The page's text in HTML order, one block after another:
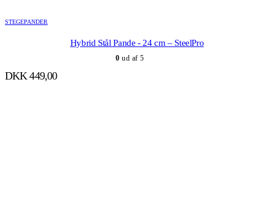
STEGEPANDER
Hybrid Stål Pande - 24 cm – SteelPro
0 ud af 5
DKK 449,00